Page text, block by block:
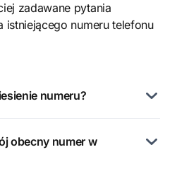
zadawane pytania
istniejącego numeru telefonu
numeru?
obecny numer w